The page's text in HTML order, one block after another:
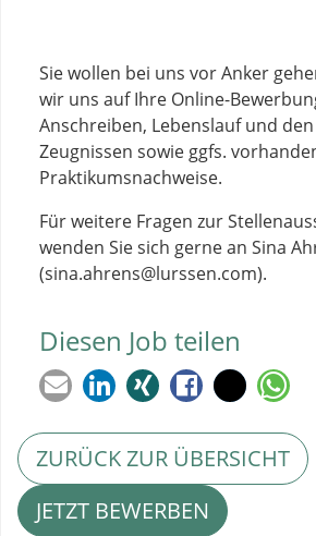
Sie wollen bei uns vor Anker
wir uns auf Ihre Online-
Anschreiben, Lebenslauf und
Zeugnissen sowie ggfs.
Praktikumsnachweise.
Für weitere Fragen zur
wenden Sie sich gerne an Sina
(sina.ahrens@lurssen.com).
Diesen Job teilen
ZURÜCK ZUR ÜBERSICHT
JETZT BEWERBEN